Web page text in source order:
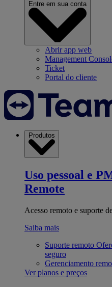
Entre em sua conta
Abrir app web
Management
Ticket
Portal do cliente
Produtos
Uso pessoal e
Remote
Acesso remoto e suporte
Saiba mais
Suporte remoto
seguro
Gerenciamento
Ver planos e preços